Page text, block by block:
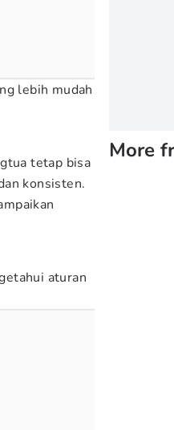
lebih mudah
tetap bisa
konsisten.
aturan
More